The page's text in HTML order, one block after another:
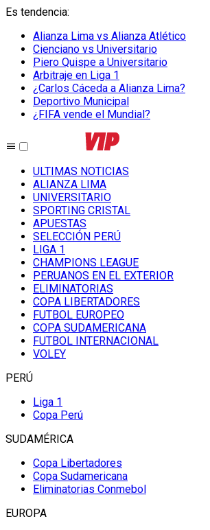
Es tendencia:
Alianza Lima vs Alianza Atlético
Cienciano vs Universitario
Piero Quispe a Universitario
Arbitraje en Liga 1
¿Carlos Cáceda a Alianza Lima?
Deportivo Municipal
¿FIFA vende el Mundial?
ULTIMAS NOTICIAS
ALIANZA LIMA
UNIVERSITARIO
SPORTING CRISTAL
APUESTAS
SELECCIÓN PERÚ
LIGA 1
CHAMPIONS LEAGUE
PERUANOS EN EL EXTERIOR
ELIMINATORIAS
COPA LIBERTADORES
FUTBOL EUROPEO
COPA SUDAMERICANA
FUTBOL INTERNACIONAL
VOLEY
PERÚ
Liga 1
Copa Perú
SUDAMÉRICA
Copa Libertadores
Copa Sudamericana
Eliminatorias Conmebol
EUROPA